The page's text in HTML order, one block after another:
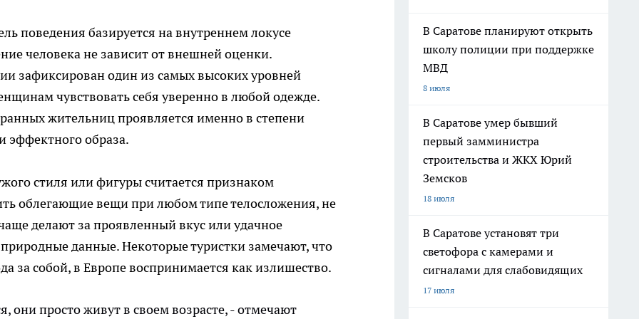
поведения базируется на внутреннем локусе
человека не зависит от внешней оценки.
зафиксирован один из самых высоких уровней
чувствовать себя уверенно в любой одежде.
жительниц проявляется именно в степени
эффектного образа.
стиля или фигуры считается признаком
облегающие вещи при любом типе телосложения, не
делают за проявленный вкус или удачное
данные. Некоторые туристки замечают, что
за собой, в Европе воспринимается как излишество.
они просто живут в своем возрасте, - отмечают
В Саратове планируют открыть
школу полиции при поддержке
МВД
8 июля
В Саратове умер бывший
первый замминистра
строительства и ЖКХ Юрий
Земсков
18 июля
В Саратове установят три
светофора с камерами и
сигналами для слабовидящих
17 июля